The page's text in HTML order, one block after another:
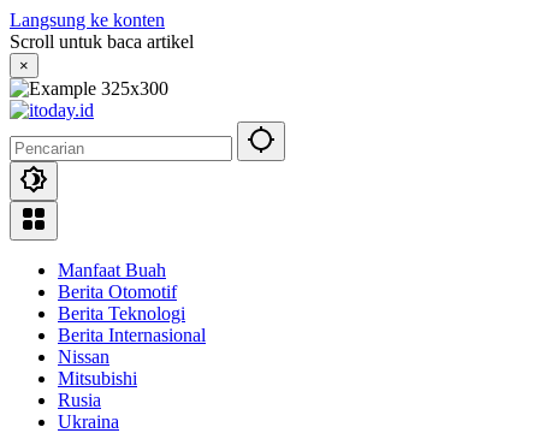
Langsung ke konten
Scroll untuk baca artikel
×
Manfaat Buah
Berita Otomotif
Berita Teknologi
Berita Internasional
Nissan
Mitsubishi
Rusia
Ukraina